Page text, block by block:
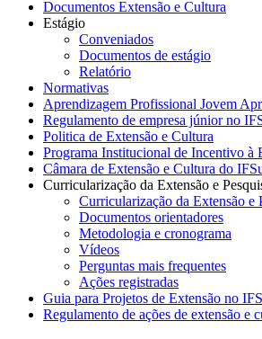
Documentos Extensão e Cultura
Estágio
Conveniados
Documentos de estágio
Relatório
Normativas
Aprendizagem Profissional Jovem
Regulamento de empresa júnior no
Politica de Extensão e Cultura
Programa Institucional de Incentivo
Câmara de Extensão e Cultura do
Curricularização da Extensão e
Curricularização da Extensão e
Documentos orientadores
Metodologia e cronograma
Vídeos
Perguntas mais frequentes
Ações registradas
Guia para Projetos de Extensão no
Regulamento de ações de extensão e